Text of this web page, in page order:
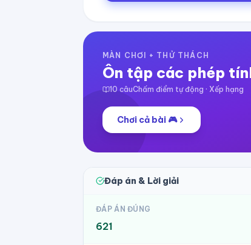
MÀN CHƠI + THỬ THÁCH
Ôn tập các phép
10câuChấm điểm tự động · Xếp hạng
Chơi cả bài 🎮
Đáp án & Lời giải
ĐÁP ÁN ĐÚNG
621